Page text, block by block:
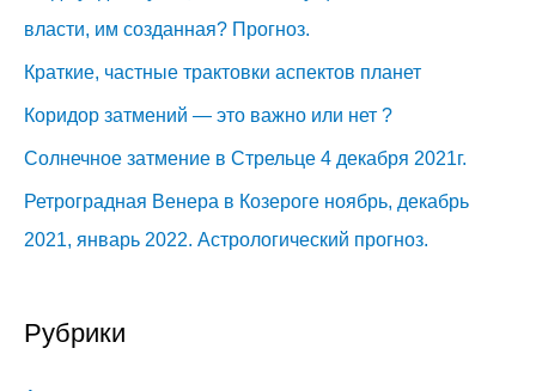
власти, им созданная? Прогноз.
Краткие, частные трактовки аспектов планет
Коридор затмений — это важно или нет ?
Солнечное затмение в Стрельце 4 декабря 2021г.
Ретроградная Венера в Козероге ноябрь, декабрь
2021, январь 2022. Астрологический прогноз.
Рубрики